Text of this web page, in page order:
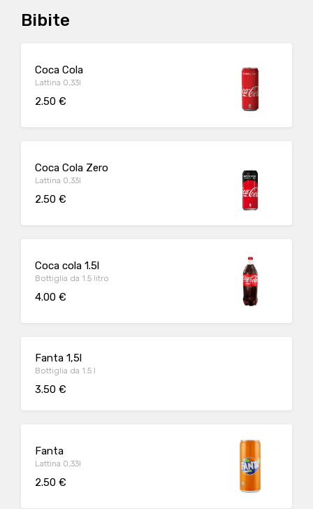
Bibite
Coca Cola
Lattina 0,33l
2.50 €
Coca Cola Zero
Lattina 0,33l
2.50 €
Coca cola 1.5l
Bottiglia da 1.5 litro
4.00 €
Fanta 1,5l
Bottiglia da 1.5 l
3.50 €
Fanta
Lattina 0,33l
2.50 €